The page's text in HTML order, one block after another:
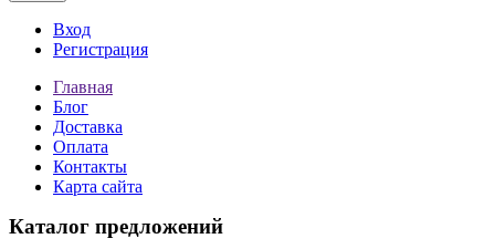
Вход
Регистрация
Главная
Блог
Доставка
Оплата
Контакты
Карта сайта
Каталог предложений